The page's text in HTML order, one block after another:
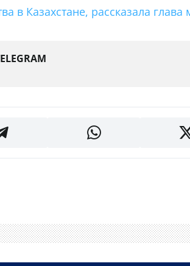
в Казахстане, рассказала глава